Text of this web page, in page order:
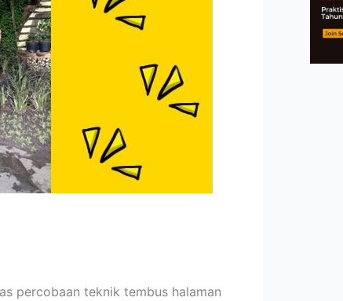
percobaan teknik tembus halaman